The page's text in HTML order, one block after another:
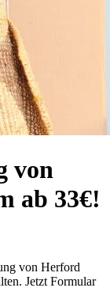
von
ab 33€!
von Herford
Jetzt Formular